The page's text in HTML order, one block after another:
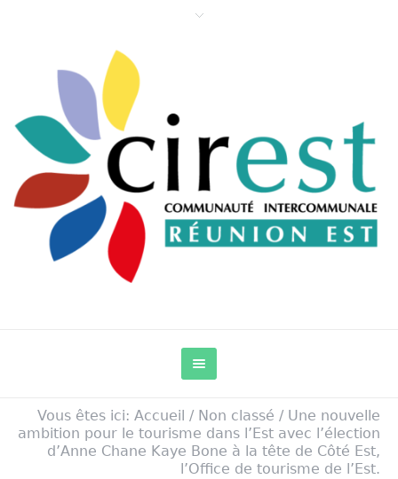
Vous êtes ici: Accueil / Non classé / Une nouvelle
ambition pour le tourisme dans l’Est avec l’élection
d’Anne Chane Kaye Bone à la tête de Côté Est,
l’Office de tourisme de l’Est.